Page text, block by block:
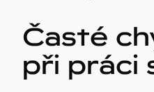
Časté
při práci